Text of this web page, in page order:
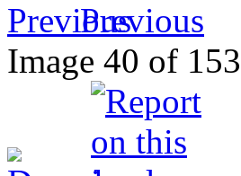
Previous
Image 40 of 153